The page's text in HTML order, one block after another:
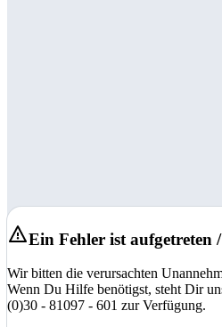
Ein Fehler ist aufgetreten
Wir bitten die verursachten
Wenn Du Hilfe benötigst, steht Dir
(0)30 - 81097 - 601 zur Verfügung.